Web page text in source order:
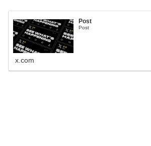
Post
Post
x.com